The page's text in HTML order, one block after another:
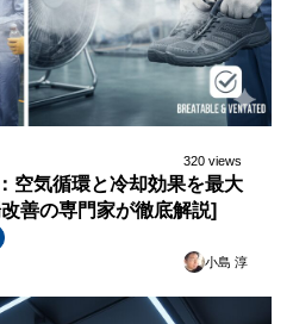
320 views
空気循環と冷却効果を最大
善の専門家が徹底解説]
小島 淳